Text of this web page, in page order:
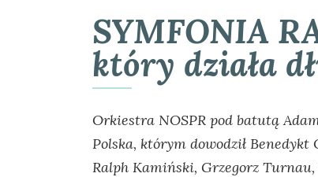
SYMFONIA
który działa
Orkiestra NOSPR pod batutą
Polska, którym dowodził
Ralph Kamiński, Grzegorz